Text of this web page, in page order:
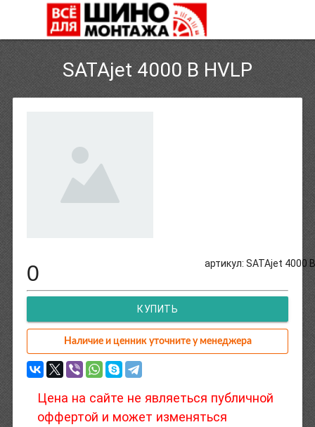
SATAjet 4000 B HVLP
артикул: SATAjet 4000
0
КУПИТЬ
Наличие и ценник уточните у менеджера
Цена на сайте не являеться публичной
оффертой и может изменяться